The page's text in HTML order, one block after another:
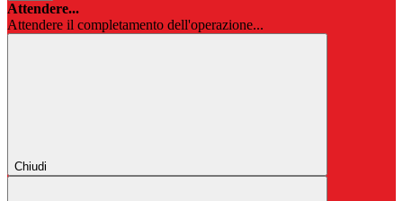
Attendere...
Attendere il completamento dell'operazione...
Chiudi